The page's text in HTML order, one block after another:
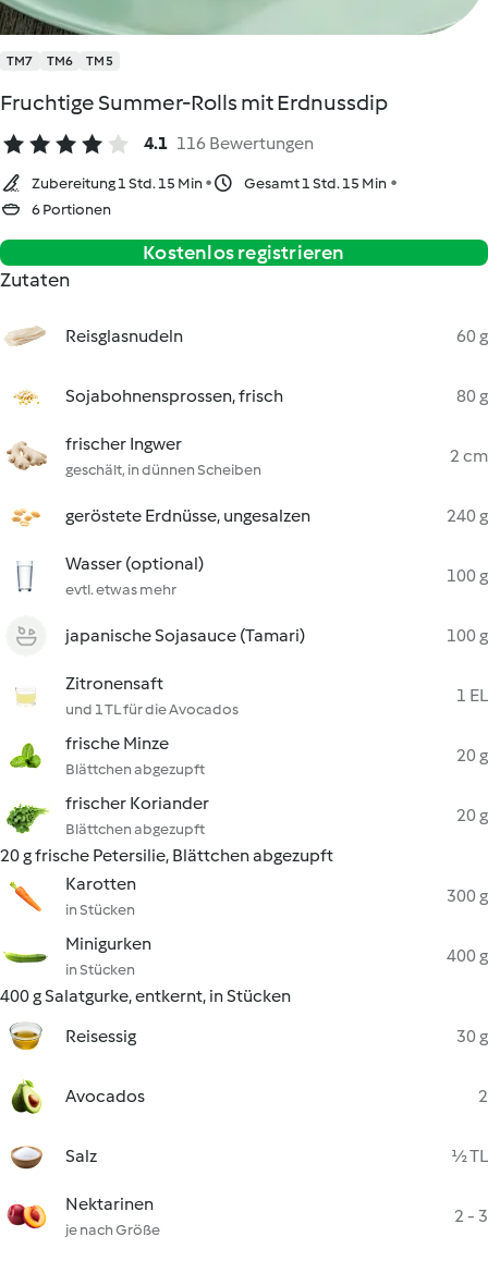
TM7 TM6 TM5
Fruchtige Summer-Rolls mit Erdnussdip
4.1 116 Bewertungen
Zubereitung 1 Std. 15 Min
Gesamt 1 Std. 15 Min
6 Portionen
Kostenlos registrieren
Zutaten
Reisglasnudeln 60 g
Sojabohnensprossen, frisch 80 g
frischer Ingwer
geschält, in dünnen Scheiben
2 cm
geröstete Erdnüsse, ungesalzen 240 g
Wasser (optional)
evtl. etwas mehr
100 g
japanische Sojasauce (Tamari) 100 g
Zitronensaft
und 1 TL für die Avocados
1 EL
frische Minze
Blättchen abgezupft
20 g
frischer Koriander
Blättchen abgezupft
20 g
20 g frische Petersilie, Blättchen abgezupft
Karotten
in Stücken
300 g
Minigurken
in Stücken
400 g
400 g Salatgurke, entkernt, in Stücken
Reisessig
30 g
Avocados 2
Salz ½ TL
Nektarinen
je nach Größe
2 - 3